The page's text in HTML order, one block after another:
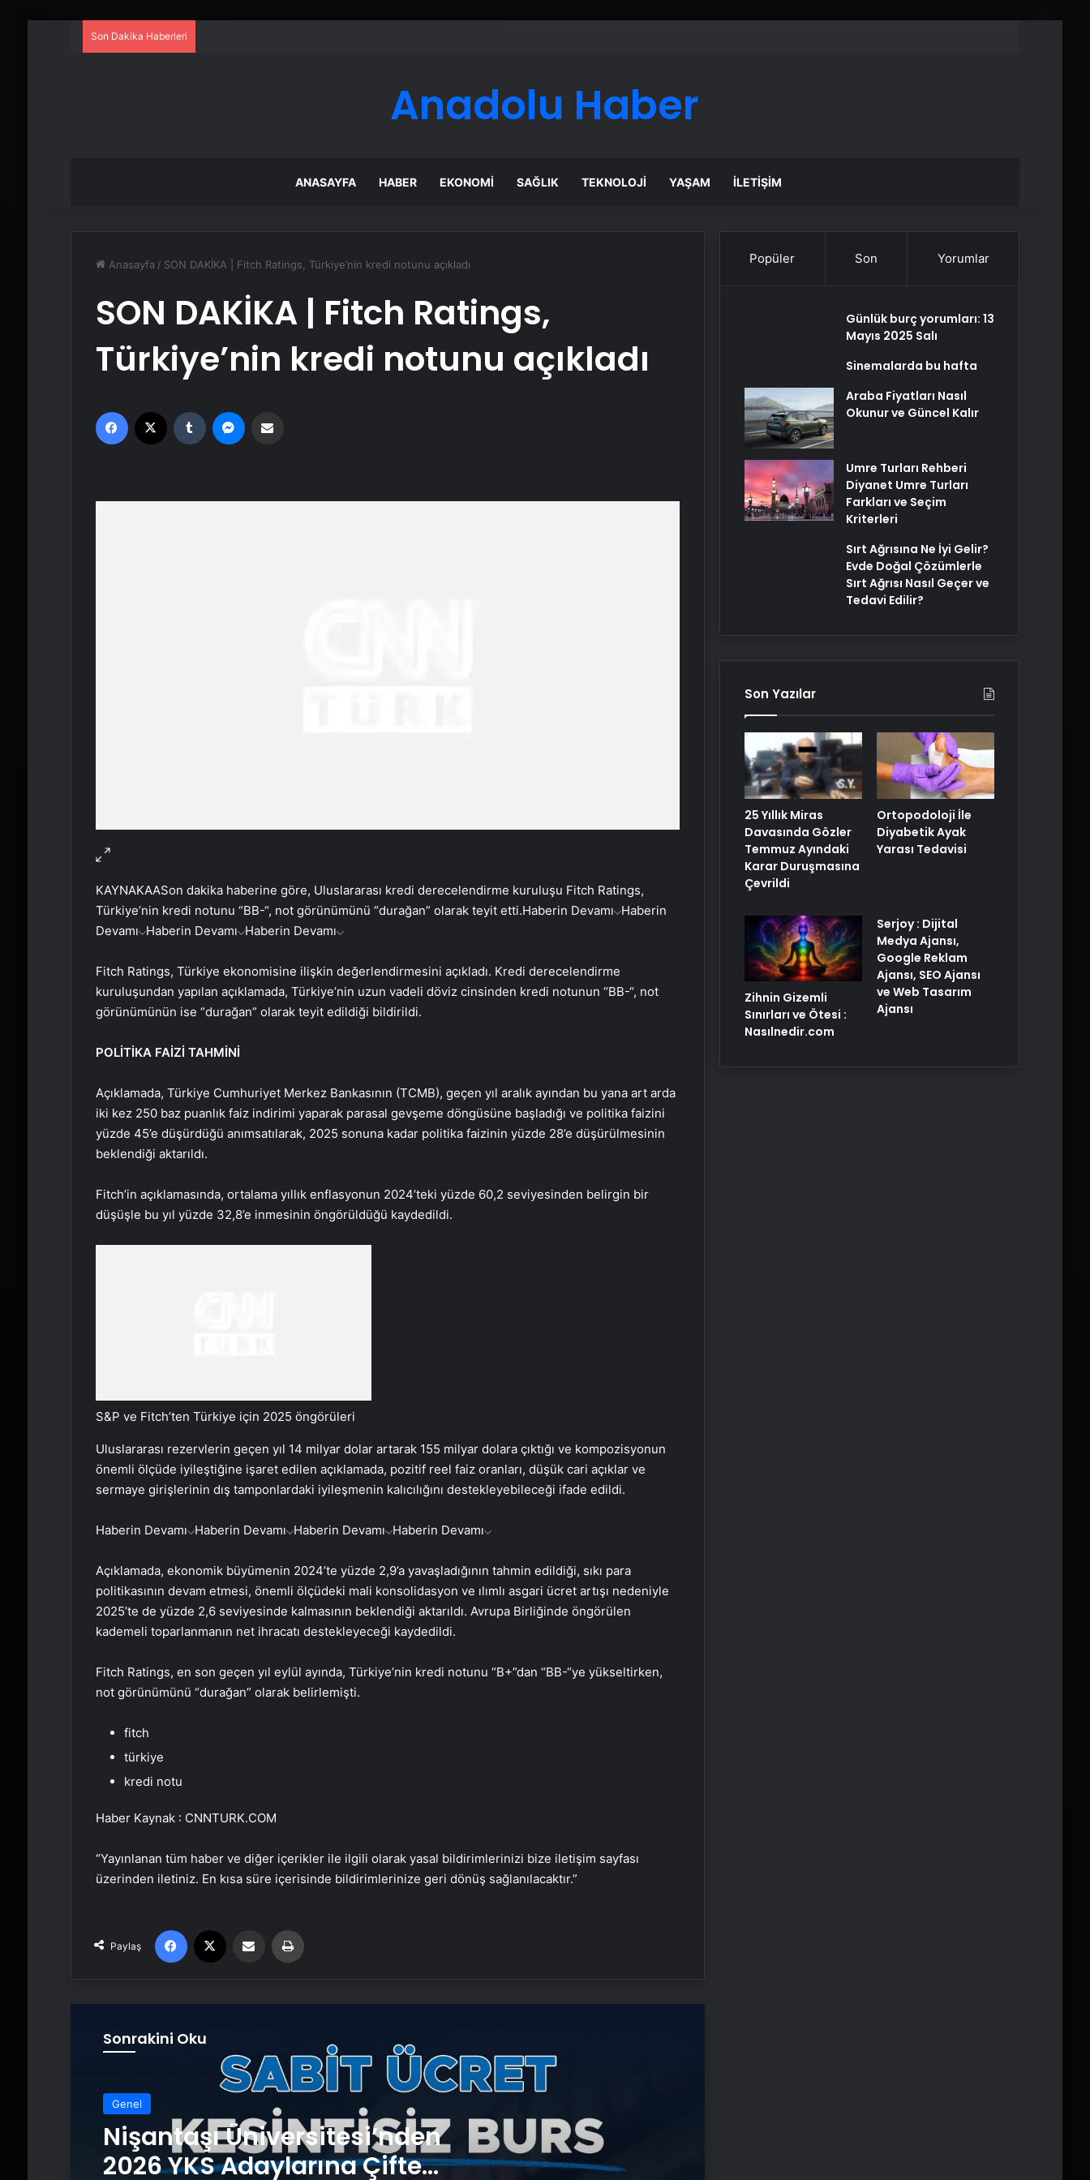
Son Dakika Haberleri
Anadolu Haber
ANASAYFA HABER EKONOMI SAĞLIK TEKNOLOJI YAŞAM İLETIŞIM
Anasayfa / SON DAKİKA | Fitch Ratings, Türkiye’nin kredi notunu açıkladı
SON DAKİKA | Fitch Ratings,
Türkiye’nin kredi notunu açıkladı
Facebook Tumblr
KAYNAKAASon dakika haberine göre, Uluslararası kredi derecelendirme kuruluşu Fitch Ratings,
Türkiye’nin kredi notunu “BB-“, not görünümünü “durağan” olarak teyit etti.Haberin Devamı Haberin
Devamı Haberin Devamı Haberin Devamı
Fitch Ratings, Türkiye ekonomisine ilişkin değerlendirmesini açıkladı. Kredi derecelendirme
kuruluşundan yapılan açıklamada, Türkiye’nin uzun vadeli döviz cinsinden kredi notunun “BB-“, not
görünümünün ise “durağan” olarak teyit edildiği bildirildi.
POLİTİKA FAİZİ TAHMİNİ
Açıklamada, Türkiye Cumhuriyet Merkez Bankasının (TCMB), geçen yıl aralık ayından bu yana art arda
iki kez 250 baz puanlık faiz indirimi yaparak parasal gevşeme döngüsüne başladığı ve politika faizini
yüzde 45’e düşürdüğü anımsatılarak, 2025 sonuna kadar politika faizinin yüzde 28’e düşürülmesinin
beklendiği aktarıldı.
Fitch’in açıklamasında, ortalama yıllık enflasyonun 2024’teki yüzde 60,2 seviyesinden belirgin bir
düşüşle bu yıl yüzde 32,8’e inmesinin öngörüldüğü kaydedildi.
S&P ve Fitch’ten Türkiye için 2025 öngörüleri
Uluslararası rezervlerin geçen yıl 14 milyar dolar artarak 155 milyar dolara çıktığı ve kompozisyonun
önemli ölçüde iyileştiğine işaret edilen açıklamada, pozitif reel faiz oranları, düşük cari açıklar ve
sermaye girişlerinin dış tamponlardaki iyileşmenin kalıcılığını destekleyebileceği ifade edildi.
Haberin Devamı Haberin Devamı Haberin Devamı Haberin Devamı
Açıklamada, ekonomik büyümenin 2024’te yüzde 2,9’a yavaşladığının tahmin edildiği, sıkı para
politikasının devam etmesi, önemli ölçüdeki mali konsolidasyon ve ılımlı asgari ücret artışı nedeniyle
2025’te de yüzde 2,6 seviyesinde kalmasının beklendiği aktarıldı. Avrupa Birliğinde öngörülen
kademeli toparlanmanın net ihracatı destekleyeceği kaydedildi.
Fitch Ratings, en son geçen yıl eylül ayında, Türkiye’nin kredi notunu “B+”dan “BB-“ye yükseltirken,
not görünümünü “durağan” olarak belirlemişti.
fitch
türkiye
kredi notu
Haber Kaynak : CNNTURK.COM
“Yayınlanan tüm haber ve diğer içerikler ile ilgili olarak yasal bildirimlerinizi bize iletişim sayfası
üzerinden iletiniz. En kısa süre içerisinde bildirimlerinize geri dönüş sağlanılacaktır.”
Paylaş
Facebook Email'den paylaş
Sonrakini Oku
Genel
Nişantaşı Üniversitesi’nden
2026 YKS Adaylarına Çifte
Adaylarına Çifte Güvence: Sabit
Ücret ve Kesintisiz Burs
Nasılnedir.com
Serjoy : Dijital Medya Ajansı, Google
Reklam Ajansı, SEO Ajansı ve Web
Tasarım Ajansı
Popüler Son Yorumlar
Günlük burç yorumları: 13
Mayıs 2025 Salı
Sinemalarda bu hafta
Araba Fiyatları Nasıl
Okunur ve Güncel Kalır
Umre Turları Rehberi
Diyanet Umre Turları
Farkları ve Seçim
Kriterleri
Sırt Ağrısına Ne İyi Gelir?
Evde Doğal Çözümlerle
Sırt Ağrısı Nasıl Geçer ve
Tedavi Edilir?
Son Yazılar
25 Yıllık Miras
Davasında Gözler
Temmuz Ayındaki
Karar Duruşmasına
Çevrildi
Ortopodoloji İle
Diyabetik Ayak
Yarası Tedavisi
Zihnin Gizemli
Sınırları ve Ötesi :
Nasılnedir.com
Serjoy : Dijital
Medya Ajansı,
Google Reklam
Ajansı, SEO Ajansı
ve Web Tasarım
Ajansı